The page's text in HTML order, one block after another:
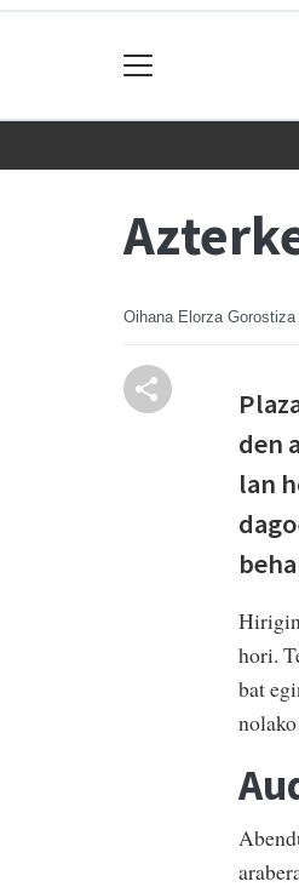
Oihana Elorza Gorostiza
den
lan
hori.
bat